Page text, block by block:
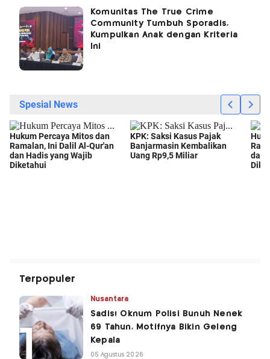
Komunitas The True Crime
Community Tumbuh Sporadis,
Kumpulkan Anak dengan Kriteria
Ini
Terpopuler
Nusantara
Sadis! Oknum Polisi Bunuh Nenek
69 Tahun, Motifnya Bikin Geleng
Kepala
05 Agustus 2026